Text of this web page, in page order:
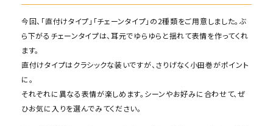
今回、「直付けタイプ」「チェーンタイプ」の2種類をご用意しました。ぶ
ら下がるチェーンタイプは、耳元でゆらゆらと揺れて表情を作ってくれ
ます。
直付けタイプはクラシックな装いですが、さりげなく小田巻がポイント
に。
それぞれに異なる表情が楽しめます。シーンやお好みに合わせて、ぜ
ひお気に入りを選んでみてください。